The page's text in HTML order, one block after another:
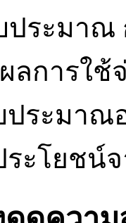
ประมา
ลการใช้
ระมาณ
ะโยชน์